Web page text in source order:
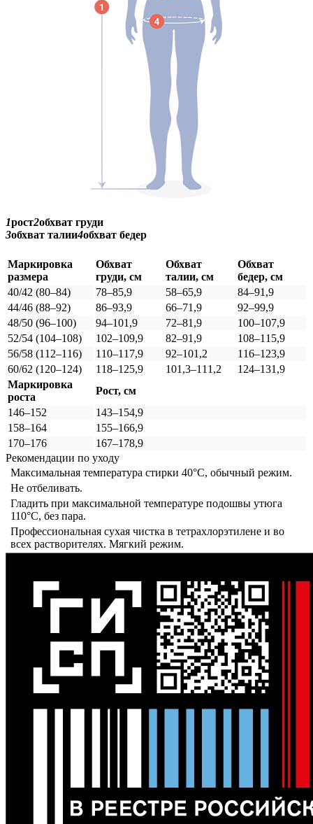
1рост2обхват груди
3обхват талии4обхват бедер
Маркировка
размера
Обхват
груди, см
Обхват
талии, см
Обхват
бедер, см
40/42 (80–84)
78–85,9 58–65,9
84–91,9
44/46 (88–92)
86–93,9 66–71,9
92–99,9
48/50 (96–100)
94–101,9 72–81,9
100–107,9
52/54 (104–108)
102–109,9 82–91,9
108–115,9
56/58 (112–116)
110–117,9 92–101,2
116–123,9
60/62 (120–124)
118–125,9 101,3–111,2
124–131,9
Маркировка
роста
Рост, см
146–152
143–154,9
158–164
155–166,9
170–176
167–178,9
Рекомендации по уходу
Максимальная температура стирки 40°C, обычный режим.
Не отбеливать.
Гладить при максимальной температуре подошвы утюга
110°C, без пара.
Профессиональная сухая чистка в тетрахлорэтилене и во
всех растворителях. Мягкий режим.